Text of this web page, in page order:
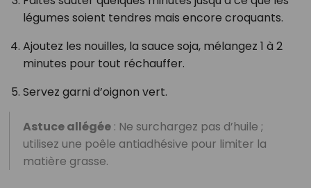
légumes soient tendres mais encore croquants.
Ajoutez les nouilles, la sauce soja, mélangez 1 à 2
minutes pour tout réchauffer.
Servez garni d’oignon vert.
Astuce allégée: Ne surchargez pas d’huile ;
utilisez une poêle antiadhésive pour limiter la
matière grasse.